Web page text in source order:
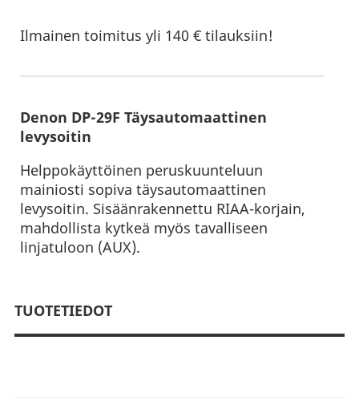
Ilmainen toimitus yli 140 € tilauksiin!
Denon DP-29F Täysautomaattinen
levysoitin
Helppokäyttöinen peruskuunteluun
mainiosti sopiva täysautomaattinen
levysoitin. Sisäänrakennettu RIAA-korjain,
mahdollista kytkeä myös tavalliseen
linjatuloon (AUX).
TUOTETIEDOT